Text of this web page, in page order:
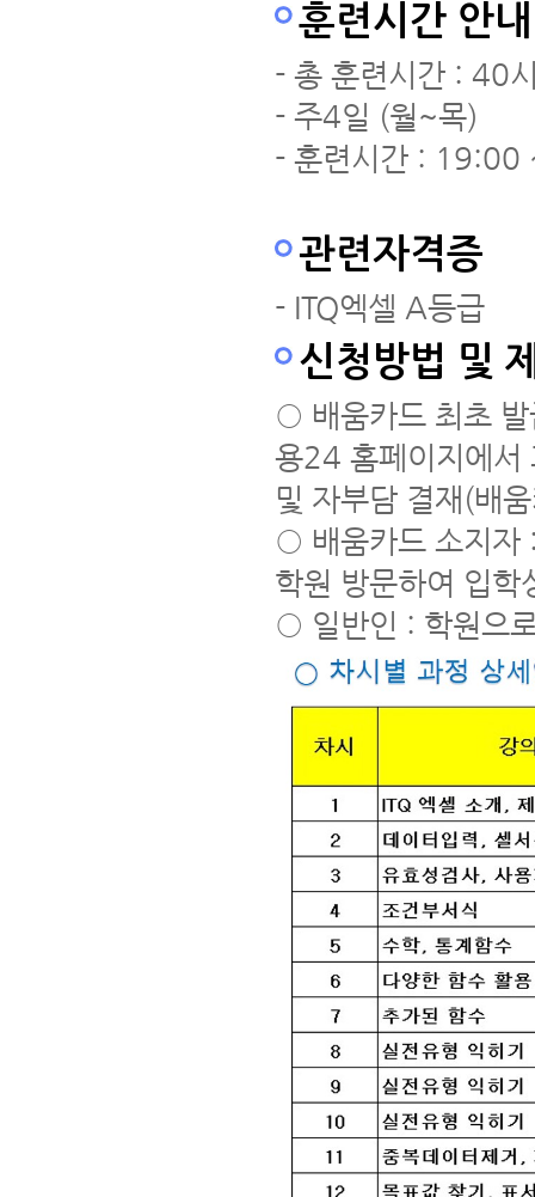
훈련시간 안내
- 총 훈련시간 : 40
- 주4일 (월~목)
- 훈련시간 :
관련자격증
- ITQ엑셀 A등급
신청방법 및
○ 배움카드 최초
용24 홈페이지에서
및 자부담 결재(배
○ 배움카드 소지자
학원 방문하여 입학
○ 일반인 : 학원으